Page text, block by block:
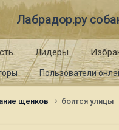
Лабрадор.ру
Пользователи
Лидеры
щенков боится улицы